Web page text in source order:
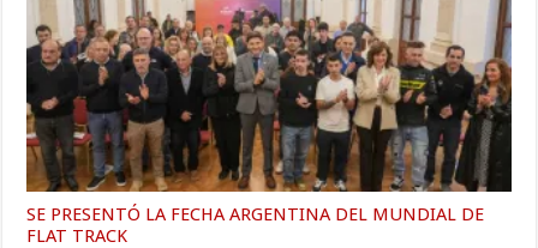
SE PRESENTÓ LA FECHA ARGENTINA DEL MUNDIAL DE
FLAT TRACK